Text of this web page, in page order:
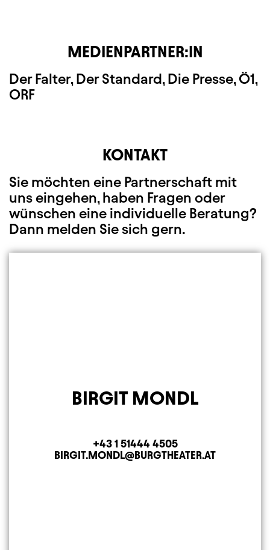
MEDIENPARTNER:IN
Der Falter, Der Standard, Die Presse, Ö1,
ORF
KONTAKT
Sie möchten eine Partnerschaft mit
uns eingehen, haben Fragen oder
wünschen eine individuelle Beratung?
Dann melden Sie sich gern.
BIRGIT MONDL
Telefon
+43 1 51444 4505
E-MAIL ADRESSE
BIRGIT.MONDL@BURGTHEATER.AT